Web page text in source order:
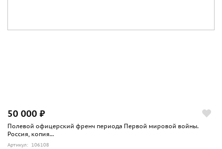
50 000 ₽
Полевой офицерский френч периода Первой мировой войны.
Россия, копия...
Артикул: 106108